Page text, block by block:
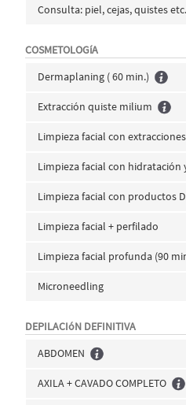
Consulta: piel, cejas, quistes etc.
COSMETOLOGíA
Dermaplaning ( 60 min.)
Extracción quiste milium
Limpieza facial con extracciones
Limpieza facial con hidratación
Limpieza facial con productos
Limpieza facial + perfilado
Limpieza facial profunda (90
Microneedling
DEPILACIóN DEFINITIVA
ABDOMEN
AXILA + CAVADO COMPLETO